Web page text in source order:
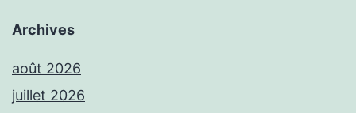
Archives
août 2026
juillet 2026